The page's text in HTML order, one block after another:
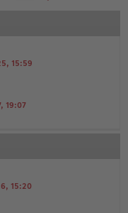
15:59
19:07
15:20